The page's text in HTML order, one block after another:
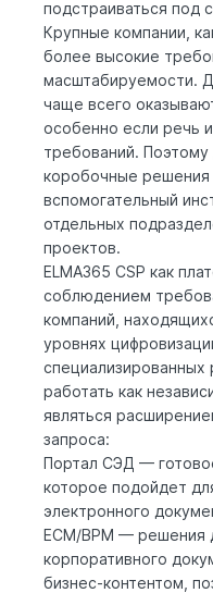
подстраиваться под
Крупные компании,
более высокие
масштабируемости.
чаще всего
особенно если речь
требований. Поэтому
коробочные
вспомогательный
отдельных
проектов.
ELMA365 CSP как
соблюдением
компаний,
уровнях
работать как
являться
запроса:
Портал СЭД —
которое подойдет
электронного
ECM/BPM — решения
корпоративного
бизнес-контентом,